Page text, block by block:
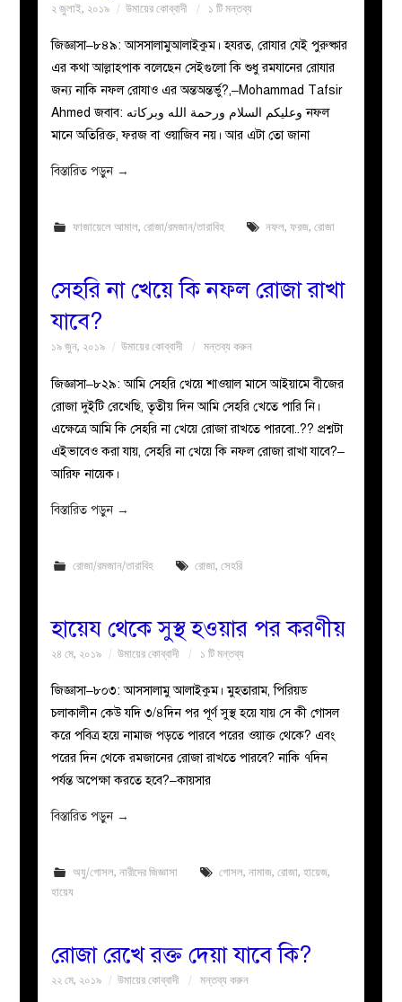
২ জুলাই, ২০১৯ উমায়ের কোব্বাদী ১ টি মন্তব্য
জিজ্ঞাসা–৮৪৯: আসসালামুআলাইকুম। হযরত, রোযার যেই পুরুষ্কার
এর কথা আল্লাহপাক বলেছেন সেইগুলো কি শুধু রমযানের রোযার
জন্য নাকি নফল রোযাও এর অন্তঅন্তর্ভু?,–Mohammad Tafsir
Ahmed জবাব: وعليكم السلام ورحمة الله وبركاته নফল
মানে অতিরিক্ত, ফরজ বা ওয়াজিব নয়। আর এটা তো জানা
বিস্তারিত পড়ুন →
ফাজায়েলে আমাল, রোজা/রমজান/তারাবিহ নফল, ফরজ, রোজা
সেহরি না খেয়ে কি নফল রোজা রাখা
যাবে?
১৯ জুন, ২০১৯ উমায়ের কোব্বাদী মন্তব্য করুন
জিজ্ঞাসা–৮২৯: আমি সেহরি খেয়ে শাওয়াল মাসে আইয়ামে বীজের
রোজা দুইটি রেখেছি, তৃতীয় দিন আমি সেহরি খেতে পারি নি।
এক্ষেত্রে আমি কি সেহরি না খেয়ে রোজা রাখতে পারবো..?? প্রশ্নটা
এইভাবেও করা যায়, সেহরি না খেয়ে কি নফল রোজা রাখা যাবে?–
আরিফ নায়েক।
বিস্তারিত পড়ুন →
রোজা/রমজান/তারাবিহ রোজা, সেহরি
হায়েয থেকে সুস্থ হওয়ার পর করণীয়
২৪ মে, ২০১৯ উমায়ের কোব্বাদী ১ টি মন্তব্য
জিজ্ঞাসা–৮০৩: আসসালামু আলাইকুম। মুহতারাম, পিরিয়ড
চলাকালীন কেউ যদি ৩/৪দিন পর পূর্ণ সুস্থ হয়ে যায় সে কী গোসল
করে পবিত্র হয়ে নামাজ পড়তে পারবে পরের ওয়াক্ত থেকে? এবং
পরের দিন থেকে রমজানের রোজা রাখতে পারবে? নাকি ৭দিন
পর্যন্ত অপেক্ষা করতে হবে?–কায়সার
বিস্তারিত পড়ুন →
অযু/গোসল, নারীদের জিজ্ঞাসা গোসল, নামাজ, রোজা, হায়েজ,
হায়েয
রোজা রেখে রক্ত দেয়া যাবে কি?
২২ মে, ২০১৯ উমায়ের কোব্বাদী মন্তব্য করুন